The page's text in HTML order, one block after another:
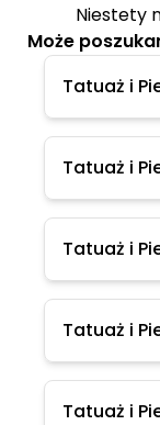
Niestety
Może
Tatuaż i
Tatuaż i
Tatuaż i
Tatuaż i
Tatuaż i